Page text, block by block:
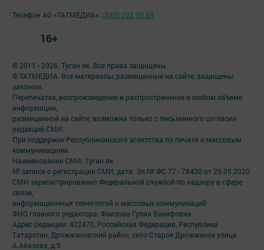
© 2011 - 2026. Туган як. Все права защищены.
© ТАТМЕДИА. Все материалы, размещенные на сайте, защищены
законом.
Перепечатка, воспроизведение и распространение в любом объеме
информации,
размещенной на сайте, возможна только с письменного согласия
редакций СМИ.
При поддержке Республиканского агентства по печати и массовым
коммуникациям.
Наименование СМИ: Туган як
№ записи о регистрации СМИ, дата: Эл № ФС 77 - 78420 от 29.05.2020
СМИ зарегистрированно Федеральной службой по надзору в сфере
связи,
информационных технологий и массовых коммуникаций
ФИО главного редактора: Фаизова Гулия Вакифовна
Адрес редакции: 422470, Российская Федерация, Республика
Татарстан, Дрожжановский район, село Старое Дрожжаное улица
А.Абязова, д.5
Телефон АО «ТАТМЕДИА»: (843) 222 09 84
16+